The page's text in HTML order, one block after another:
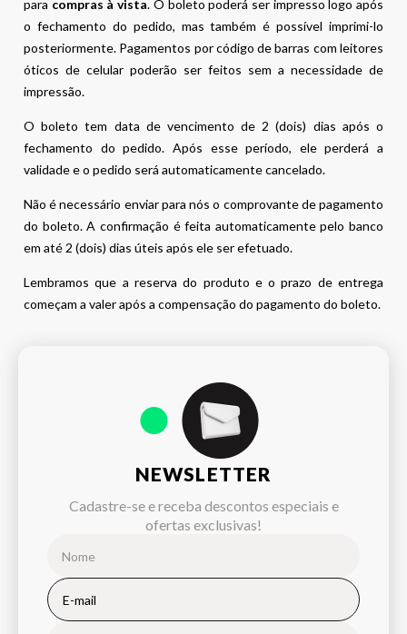
para compras à vista. O boleto poderá ser impresso logo após
o fechamento do pedido, mas também é possível imprimi-lo
posteriormente. Pagamentos por código de barras com leitores
óticos de celular poderão ser feitos sem a necessidade de
impressão.
O boleto tem data de vencimento de 2 (dois) dias após o
fechamento do pedido. Após esse período, ele perderá a
validade e o pedido será automaticamente cancelado.
Não é necessário enviar para nós o comprovante de pagamento
do boleto. A confirmação é feita automaticamente pelo banco
em até 2 (dois) dias úteis após ele ser efetuado.
Lembramos que a reserva do produto e o prazo de entrega
começam a valer após a compensação do pagamento do boleto.
NEWSLETTER
Cadastre-se e receba descontos especiais e
ofertas exclusivas!